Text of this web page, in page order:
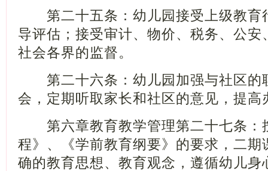
第二十五条：幼儿园接受上级教育
导评估；接受审计、物价、税务、公安
社会各界的监督。
第二十六条：幼儿园加强与社区的
会，定期听取家长和社区的意见，提高
第六章教育教学管理第二十七条：
程》、《学前教育纲要》的要求，二期
确的教育思想、教育观念，遵循幼儿身